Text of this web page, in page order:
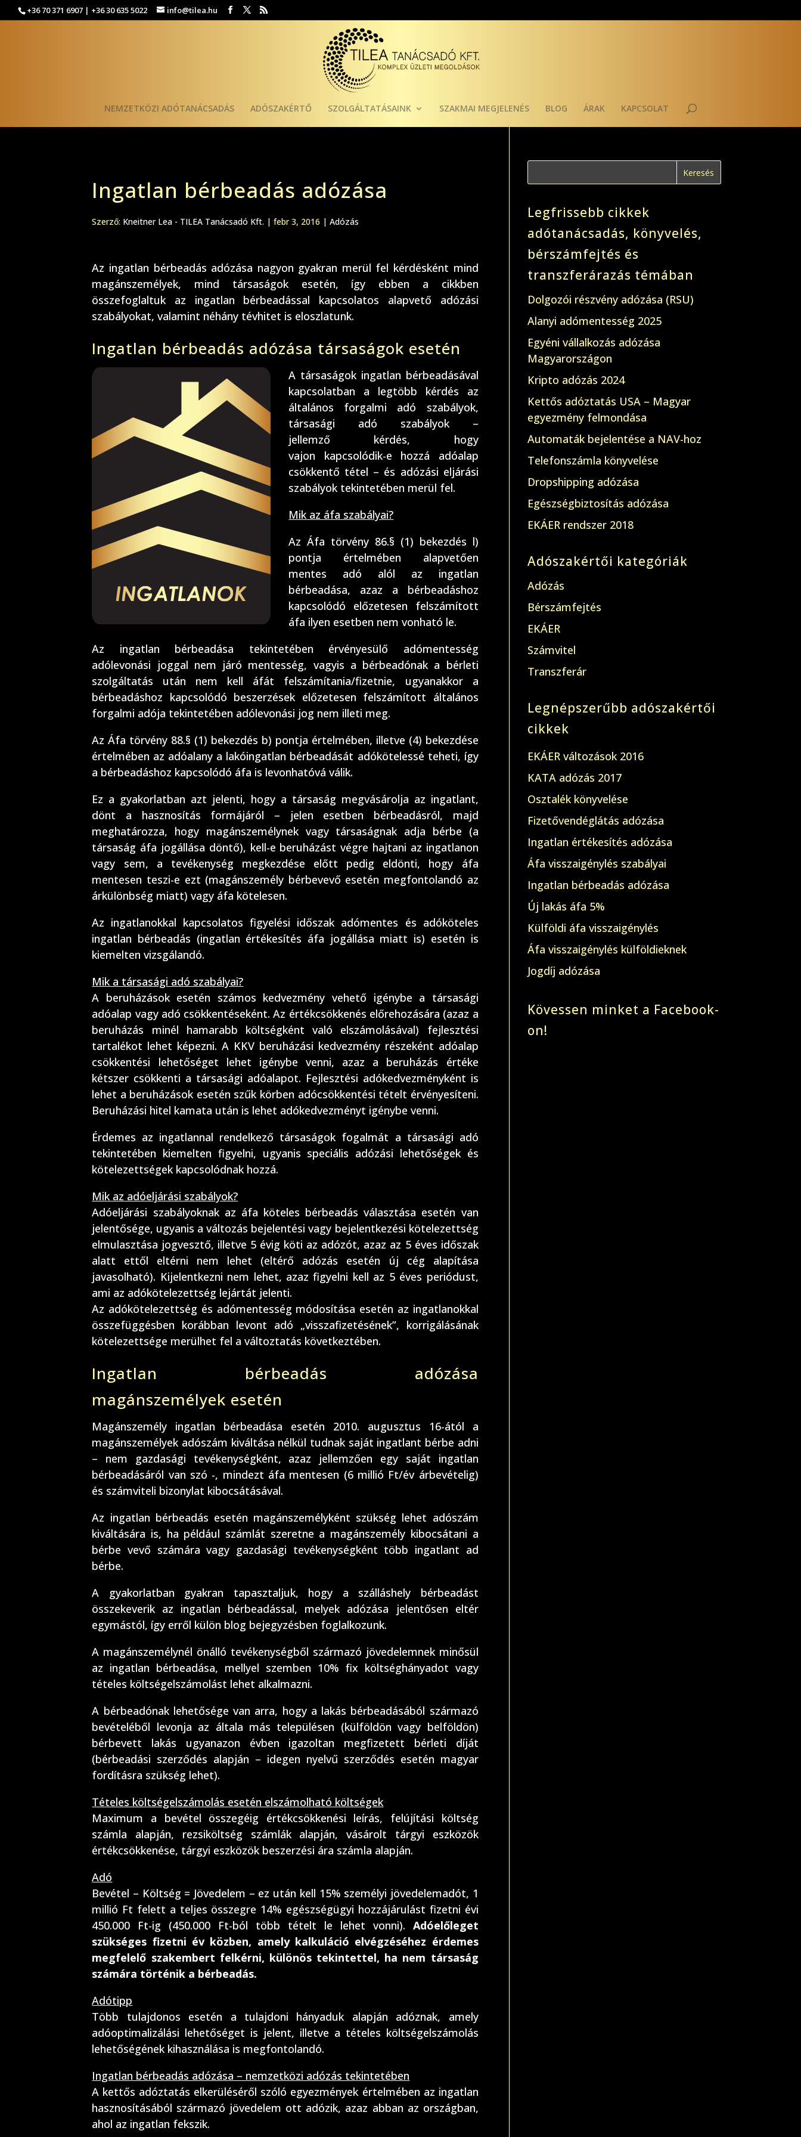
+36 70 371 6907 | +36 30 635 5022 info@tilea.hu
NEMZETKÖZI ADÓTANÁCSADÁS ADÓSZAKÉRTŐ SZOLGÁLTATÁSAINK SZAKMAI MEGJELENÉS BLOG ÁRAK KAPCSOLAT
Ingatlan bérbeadás adózása
Szerző: Kneitner Lea - TILEA Tanácsadó Kft. |febr 3, 2016 |Adózás
Az ingatlan bérbeadás adózása nagyon gyakran merül fel kérdésként mind
magánszemélyek, mind társaságok esetén, így ebben a cikkben
összefoglaltuk az ingatlan bérbeadással kapcsolatos alapvető adózási
szabályokat, valamint néhány tévhitet is eloszlatunk.
Ingatlan bérbeadás adózása társaságok esetén
A társaságok ingatlan bérbeadásával
kapcsolatban a legtöbb kérdés az
általános forgalmi adó szabályok,
társasági adó szabályok –
jellemző kérdés, hogy
vajon kapcsolódik-e hozzá adóalap
csökkentő tétel – és adózási eljárási
szabályok tekintetében merül fel.
Mik az áfa szabályai?
Az Áfa törvény 86.§ (1) bekezdés l)
pontja értelmében alapvetően
mentes adó alól az ingatlan
bérbeadása, azaz a bérbeadáshoz
kapcsolódó előzetesen felszámított
áfa ilyen esetben nem vonható le.
Az ingatlan bérbeadása tekintetében érvényesülő adómentesség
adólevonási joggal nem járó mentesség, vagyis a bérbeadónak a bérleti
szolgáltatás után nem kell áfát felszámítania/fizetnie, ugyanakkor a
bérbeadáshoz kapcsolódó beszerzések előzetesen felszámított általános
forgalmi adója tekintetében adólevonási jog nem illeti meg.
Az Áfa törvény 88.§ (1) bekezdés b) pontja értelmében, illetve (4) bekezdése
értelmében az adóalany a lakóingatlan bérbeadását adókötelessé teheti, így
a bérbeadáshoz kapcsolódó áfa is levonhatóvá válik.
Ez a gyakorlatban azt jelenti, hogy a társaság megvásárolja az ingatlant,
dönt a hasznosítás formájáról – jelen esetben bérbeadásról, majd
meghatározza, hogy magánszemélynek vagy társaságnak adja bérbe (a
társaság áfa jogállása döntő), kell-e beruházást végre hajtani az ingatlanon
vagy sem, a tevékenység megkezdése előtt pedig eldönti, hogy áfa
mentesen teszi-e ezt (magánszemély bérbevevő esetén megfontolandó az
árkülönbség miatt) vagy áfa kötelesen.
Az ingatlanokkal kapcsolatos figyelési időszak adómentes és adóköteles
ingatlan bérbeadás (ingatlan értékesítés áfa jogállása miatt is) esetén is
kiemelten vizsgálandó.
Mik a társasági adó szabályai?
A beruházások esetén számos kedvezmény vehető igénybe a társasági
adóalap vagy adó csökkentéseként. Az értékcsökkenés előrehozására (azaz a
beruházás minél hamarabb költségként való elszámolásával) fejlesztési
tartalékot lehet képezni. A KKV beruházási kedvezmény részeként adóalap
csökkentési lehetőséget lehet igénybe venni, azaz a beruházás értéke
kétszer csökkenti a társasági adóalapot. Fejlesztési adókedvezményként is
lehet a beruházások esetén szűk körben adócsökkentési tételt érvényesíteni.
Beruházási hitel kamata után is lehet adókedvezményt igénybe venni.
Érdemes az ingatlannal rendelkező társaságok fogalmát a társasági adó
tekintetében kiemelten figyelni, ugyanis speciális adózási lehetőségek és
kötelezettségek kapcsolódnak hozzá.
Mik az adóeljárási szabályok?
Adóeljárási szabályoknak az áfa köteles bérbeadás választása esetén van
jelentősége, ugyanis a változás bejelentési vagy bejelentkezési kötelezettség
elmulasztása jogvesztő, illetve 5 évig köti az adózót, azaz az 5 éves időszak
alatt ettől eltérni nem lehet (eltérő adózás esetén új cég alapítása
javasolható). Kijelentkezni nem lehet, azaz figyelni kell az 5 éves periódust,
ami az adókötelezettség lejártát jelenti.
Az adókötelezettség és adómentesség módosítása esetén az ingatlanokkal
összefüggésben korábban levont adó „visszafizetésének”, korrigálásának
kötelezettsége merülhet fel a változtatás következtében.
Ingatlan bérbeadás adózása
magánszemélyek esetén
Magánszemély ingatlan bérbeadása esetén 2010. augusztus 16-ától a
magánszemélyek adószám kiváltása nélkül tudnak saját ingatlant bérbe adni
– nem gazdasági tevékenységként, azaz jellemzően egy saját ingatlan
bérbeadásáról van szó -, mindezt áfa mentesen (6 millió Ft/év árbevételig)
és számviteli bizonylat kibocsátásával.
Az ingatlan bérbeadás esetén magánszemélyként szükség lehet adószám
kiváltására is, ha például számlát szeretne a magánszemély kibocsátani a
bérbe vevő számára vagy gazdasági tevékenységként több ingatlant ad
bérbe.
A gyakorlatban gyakran tapasztaljuk, hogy a szálláshely bérbeadást
összekeverik az ingatlan bérbeadással, melyek adózása jelentősen eltér
egymástól, így erről külön blog bejegyzésben foglalkozunk.
A magánszemélynél önálló tevékenységből származó jövedelemnek minősül
az ingatlan bérbeadása, mellyel szemben 10% fix költséghányadot vagy
tételes költségelszámolást lehet alkalmazni.
A bérbeadónak lehetősége van arra, hogy a lakás bérbeadásából származó
bevételéből levonja az általa más településen (külföldön vagy belföldön)
bérbevett lakás ugyanazon évben igazoltan megfizetett bérleti díját
(bérbeadási szerződés alapján – idegen nyelvű szerződés esetén magyar
fordításra szükség lehet).
Tételes költségelszámolás esetén elszámolható költségek
Maximum a bevétel összegéig értékcsökkenési leírás, felújítási költség
számla alapján, rezsiköltség számlák alapján, vásárolt tárgyi eszközök
értékcsökkenése, tárgyi eszközök beszerzési ára számla alapján.
Adó
Bevétel – Költség = Jövedelem – ez után kell 15% személyi jövedelemadót, 1
millió Ft felett a teljes összegre 14% egészségügyi hozzájárulást fizetni évi
450.000 Ft-ig (450.000 Ft-ból több tételt le lehet vonni). Adóelőleget
szükséges fizetni év közben, amely kalkuláció elvégzéséhez érdemes
megfelelő szakembert felkérni, különös tekintettel, ha nem társaság
számára történik a bérbeadás.
Adótipp
Több tulajdonos esetén a tulajdoni hányaduk alapján adóznak, amely
adóoptimalizálási lehetőséget is jelent, illetve a tételes költségelszámolás
lehetőségének kihasználása is megfontolandó.
Ingatlan bérbeadás adózása – nemzetközi adózás tekintetében
A kettős adóztatás elkerüléséről szóló egyezmények értelmében az ingatlan
hasznosításából származó jövedelem ott adózik, azaz abban az országban,
ahol az ingatlan fekszik.
Legfrissebb cikkek
adótanácsadás, könyvelés,
bérszámfejtés és
transzferárazás témában
Dolgozói részvény adózása (RSU)
Alanyi adómentesség 2025
Egyéni vállalkozás adózása
Magyarországon
Kripto adózás 2024
Kettős adóztatás USA – Magyar
egyezmény felmondása
Automaták bejelentése a NAV-hoz
Telefonszámla könyvelése
Dropshipping adózása
Egészségbiztosítás adózása
EKÁER rendszer 2018
Adószakértői kategóriák
Adózás
Bérszámfejtés
EKÁER
Számvitel
Transzferár
Legnépszerűbb adószakértői
cikkek
EKÁER változások 2016
KATA adózás 2017
Osztalék könyvelése
Fizetővendéglátás adózása
Ingatlan értékesítés adózása
Áfa visszaigénylés szabályai
Ingatlan bérbeadás adózása
Új lakás áfa 5%
Külföldi áfa visszaigénylés
Áfa visszaigénylés külföldieknek
Jogdíj adózása
Kövessen minket a Facebook-
on!